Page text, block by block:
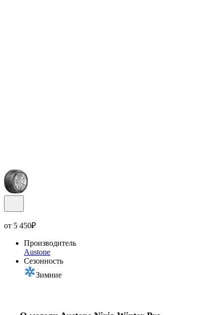
от 5 450₽
Производитель
Austone
Сезонность
Зимние